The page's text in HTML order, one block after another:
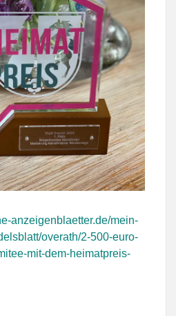
anzeigenblaetter.de/mein-
overath/2-500-euro-
mit-dem-heimatpreis-